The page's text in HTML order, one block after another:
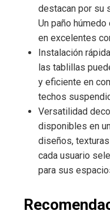
destacan por su
Un paño
en excelentes
Instalación
las tablillas
y eficiente en
techos
Versatilidad
disponibles en
diseños,
cada usuario
para sus